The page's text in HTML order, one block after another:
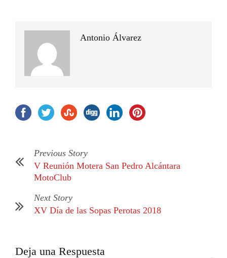
Antonio Álvarez
Previous Story
V Reunión Motera San Pedro Alcántara
MotoClub
Next Story
XV Día de las Sopas Perotas 2018
Deja una Respuesta